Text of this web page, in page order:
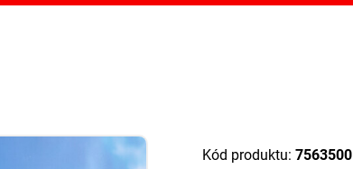
Kód produktu: 7563500